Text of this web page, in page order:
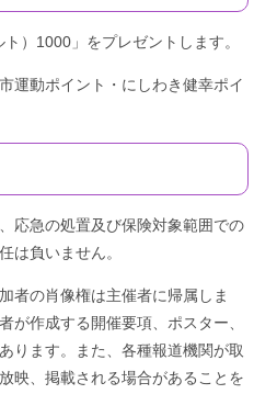
）1000」をプレゼントします。
運動ポイント・にしわき健幸ポイ
応急の処置及び保険対象範囲での
は負いません。
者の肖像権は主催者に帰属しま
が作成する開催要項、ポスター、
ります。また、各種報道機関が取
映、掲載される場合があることを